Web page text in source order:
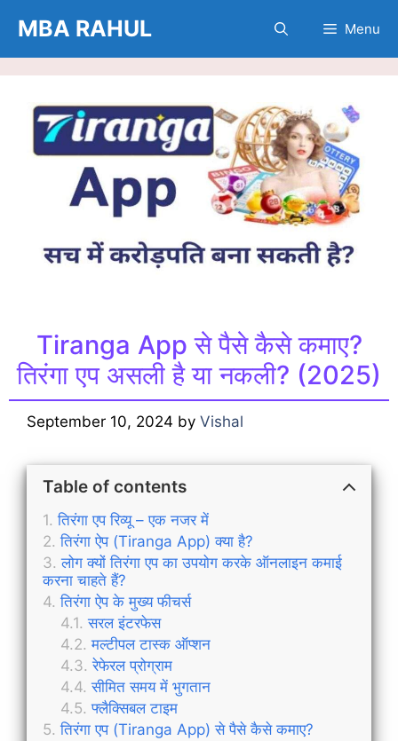
content
MBA RAHUL Menu
Tiranga App से पैसे कैसे कमाए?
तिरंगा एप असली है या नकली? (2025)
September 10, 2024 by Vishal
Table of contents
तिरंगा एप रिव्यू – एक नजर में
तिरंगा ऐप (Tiranga App) क्या है?
लोग क्यों तिरंगा एप का उपयोग करके ऑनलाइन कमाई
करना चाहते हैं?
तिरंगा ऐप के मुख्य फीचर्स
सरल इंटरफेस
मल्टीपल टास्क ऑप्शन
रेफेरल प्रोग्राम
सीमित समय में भुगतान
फ्लैक्सिबल टाइम
तिरंगा एप (Tiranga App) से पैसे कैसे कमाए?